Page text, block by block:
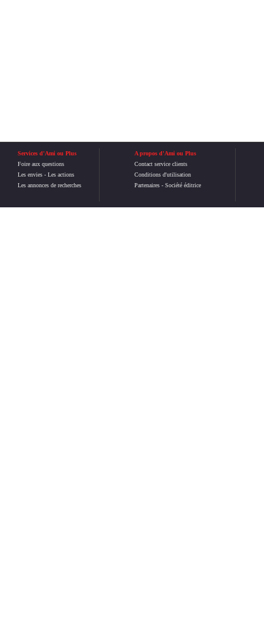
Services d'Ami ou Plus
Foire aux questions
Les envies - Les actions
Les annonces de recherches
A propos d'Ami ou Plus
Contact service clients
Conditions d'utilisation
Partenaires- Société éditrice